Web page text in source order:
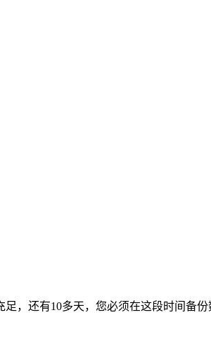
，还有10多天，您必须在这段时间备份